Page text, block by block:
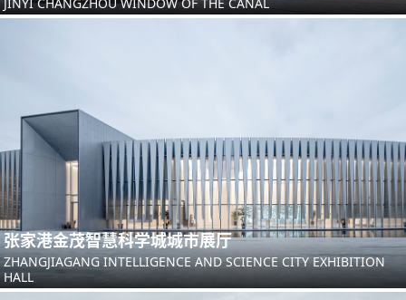
张家港金茂智慧科学城城市展厅
ZHANGJIAGANG INTELLIGENCE AND SCIENCE CITY EXHIBITION
HALL